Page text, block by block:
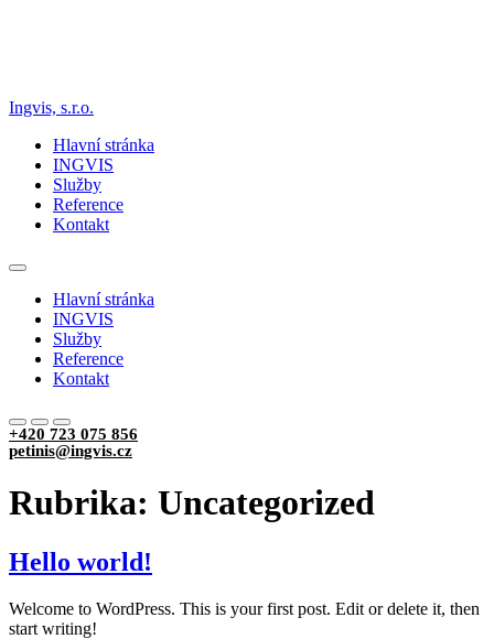
Ingvis, s.r.o.
Hlavní stránka
INGVIS
Služby
Reference
Kontakt
Hlavní stránka
INGVIS
Služby
Reference
Kontakt
+420 723 075 856
petinis@ingvis.cz
Rubrika: Uncategorized
Hello world!
Welcome to WordPress. This is your first post. Edit or delete it, then
start writing!